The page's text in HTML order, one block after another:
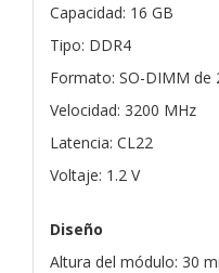
Capacidad: 16 GB
Tipo: DDR4
Formato: SO-DIMM de
Velocidad: 3200 MHz
Latencia: CL22
Voltaje: 1.2 V
Diseño
Altura del módulo: 30